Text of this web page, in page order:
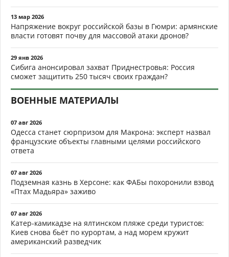
13 мар 2026
Напряжение вокруг российской базы в Гюмри: армянские
власти готовят почву для массовой атаки дронов?
29 янв 2026
Сибига анонсировал захват Приднестровья: Россия
сможет защитить 250 тысяч своих граждан?
ВОЕННЫЕ МАТЕРИАЛЫ
07 авг 2026
Одесса станет сюрпризом для Макрона: эксперт назвал
французские объекты главными целями российского
ответа
07 авг 2026
Подземная казнь в Херсоне: как ФАБы похоронили взвод
«Птах Мадьяра» заживо
07 авг 2026
Катер-камикадзе на ялтинском пляже среди туристов:
Киев снова бьёт по курортам, а над морем кружит
американский разведчик